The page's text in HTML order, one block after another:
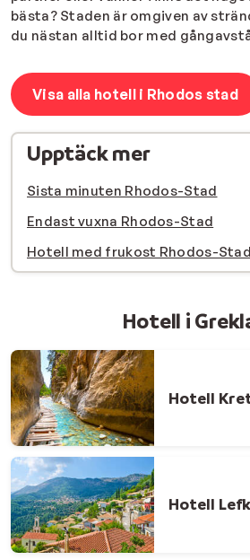
bästa? Staden är omgiven av
du nästan alltid bor med
Visa alla hotell i Rhodos stad
Upptäck mer
Sista minuten Rhodos-Stad
Endast vuxna Rhodos-Stad
Hotell med frukost Rhodos-Stad
Hotell i
Hotell
Hotell